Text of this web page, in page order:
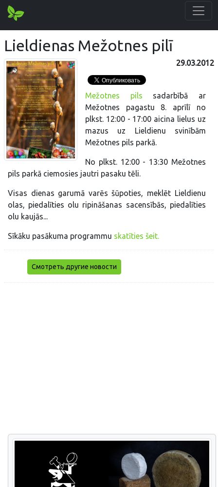
Lieldienas Mežotnes pilī
29.03.2012
Mežotnes pils sadarbībā ar
Mežotnes pagastu 8. aprīlī no
plkst. 12:00 - 17:00 aicina lielus uz
mazus uz Lieldienu svinībām
Mežotnes pils parkā.
No plkst. 12:00 - 13:30 Mežotnes
pils parkā ciemosies jautri pasaku tēli.
Visas dienas garumā varēs šūpoties, meklēt Lieldienu
olas, piedalīties olu ripināšanas sacensībās, piedalīties
olu kaujās...
Sīkāku pasākuma programmu skatīties šeit.
Смотреть другие новости